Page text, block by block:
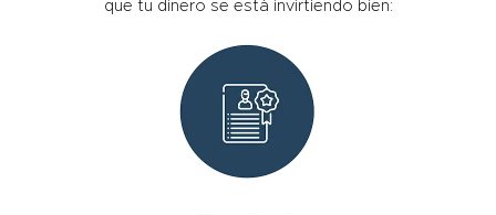
que tu dinero se está invirtiendo bien: